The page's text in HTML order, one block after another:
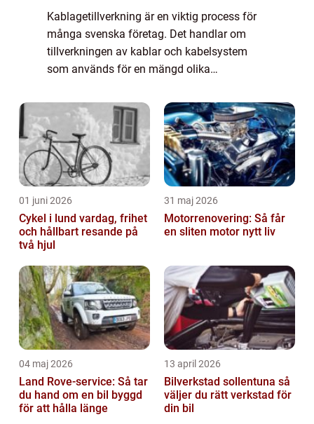
Kablagetillverkning är en viktig process för
många svenska företag. Det handlar om
tillverkningen av kablar och kabelsystem
som används för en mängd olika
energidist...
01 juni 2026
Cykel i lund vardag, frihet
och hållbart resande på
två hjul
31 maj 2026
Motorrenovering: Så får
en sliten motor nytt liv
04 maj 2026
Land Rove-service: Så tar
du hand om en bil byggd
för att hålla länge
13 april 2026
Bilverkstad sollentuna så
väljer du rätt verkstad för
din bil